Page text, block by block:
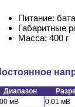
Питание:
Габаритные
Масса: 400 г
Диапазон
мВ
0.01 мВ